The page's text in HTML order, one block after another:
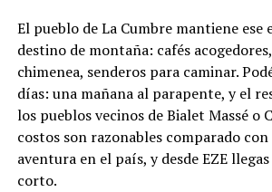
El pueblo de La Cumbre mantiene ese
destino de montaña: cafés
chimenea, senderos para caminar.
días: una mañana al parapente, y el
los pueblos vecinos de Bialet Massé o
costos son razonables comparado
aventura en el país, y desde EZE
corto.